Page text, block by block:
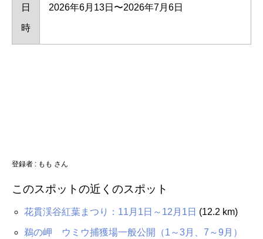
日
時
2026年6月13日〜2026年7月6日
登録者 : もも さん
このスポットの近くのスポット
花貫渓谷紅葉まつり：11月1日～12月1日 (12.2 km)
鵜の岬 ウミウ捕獲場一般公開（1～3月、7～9月）